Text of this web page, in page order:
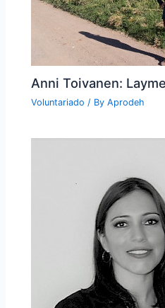
Anni Toivanen:
Voluntariado / ByAprodeh